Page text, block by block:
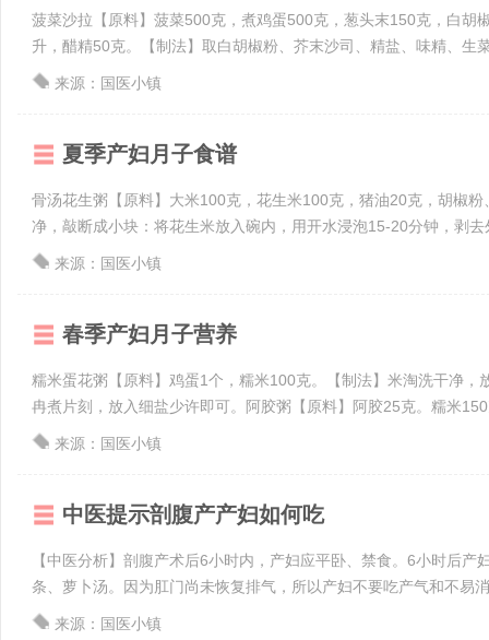
菠菜沙拉【原料】菠菜500克，煮鸡蛋500克，葱头末150克，白
升，醋精50克。【制法】取白胡椒粉、芥末沙司、精盐、味精、生
来源：国医小镇
夏季产妇月子食谱
骨汤花生粥【原料】大米100克，花生米100克，猪油20克，胡椒
净，敲断成小块：将花生米放入碗内，用开水浸泡15-20分钟，剥
来源：国医小镇
春季产妇月子营养
糯米蛋花粥【原料】鸡蛋1个，糯米100克。【制法】米淘洗干净
冉煮片刻，放入细盐少许即可。阿胶粥【原料】阿胶25克。糯米
来源：国医小镇
中医提示剖腹产产妇如何吃
【中医分析】剖腹产术后6小时内，产妇应平卧、禁食。6小时后
条、萝卜汤。因为肛门尚未恢复排气，所以产妇不要吃产气和不易
来源：国医小镇